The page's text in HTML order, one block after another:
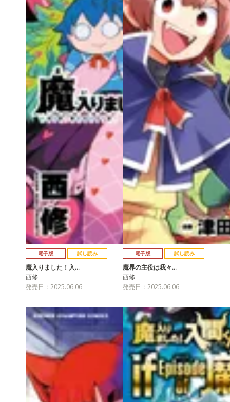
電子版 試し読み
魔入りました！入…
西修
発売日：2025.06.06
電子版 試し読み
魔界の主役は我々…
西修
発売日：2025.06.06